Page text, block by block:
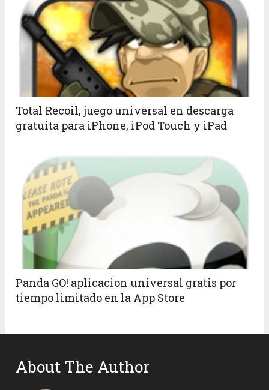
Total Recoil, juego universal en descarga
gratuita para iPhone, iPod Touch y iPad
Panda GO! aplicacion universal gratis por
tiempo limitado en la App Store
About The Author